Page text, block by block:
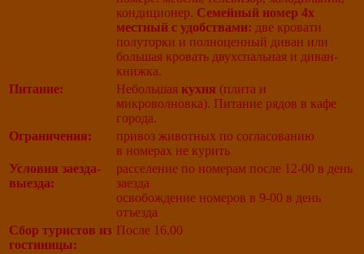
кондиционер. Семейный номер 4х
местный с удобствами: две кровати
полуторки и полноценный диван или
большая кровать двухспальная и диван-
книжка.
Питание:
Небольшая кухня (плита и
микроволновка). Питание рядов в кафе
города.
Ограничения:
привоз животных по согласованию
в номерах не курить
Условия заезда-
выезда:
расселение по номерам после 12-00 в день
заезда
освобождение номеров в 9-00 в день
отъезда
Сбор туристов из
гостиницы:
После 16.00